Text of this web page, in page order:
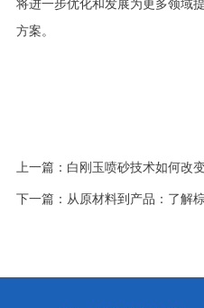
将进一步优化和发展为更多领域
方案。
上一篇： 白刚玉喷砂技术如何改
下一篇： 从原材料到产品：了解